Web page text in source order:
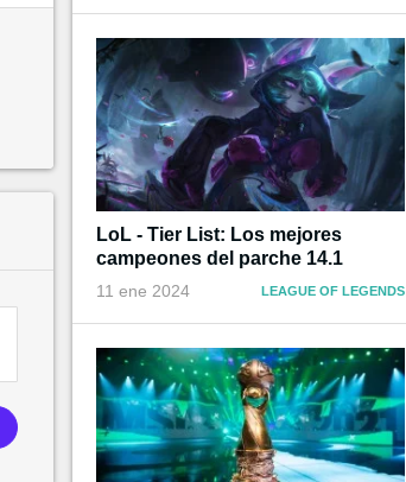
LoL - Tier List: Los mejores
campeones del parche 14.1
11 ene 2024 LEAGUE OF LEGENDS